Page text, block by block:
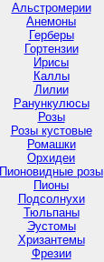
Альстромерии
Анемоны
Герберы
Гортензии
Ирисы
Каллы
Лилии
Ранункулюсы
Розы
Розы кустовые
Ромашки
Орхидеи
Пионовидные розы
Пионы
Подсолнухи
Тюльпаны
Эустомы
Хризантемы
Фрезии